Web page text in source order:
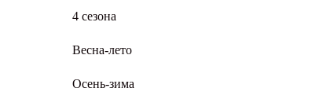
4 сезона
Весна-лето
Осень-зима